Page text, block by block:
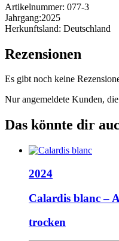
Artikelnummer: 077-3
Jahrgang:2025
Herkunftsland: Deutschland
Rezensionen
Es gibt noch keine
Nur angemeldete Kunden,
Das könnte dir
2024
Calardis blanc –
trocken